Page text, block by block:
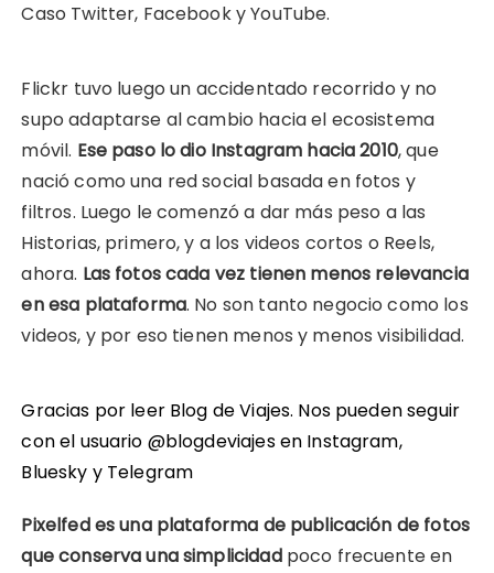
Caso Twitter, Facebook y YouTube.
Flickr tuvo luego un accidentado recorrido y no
supo adaptarse al cambio hacia el ecosistema
móvil. Ese paso lo dio Instagram hacia 2010, que
nació como una red social basada en fotos y
filtros. Luego le comenzó a dar más peso a las
Historias, primero, y a los videos cortos o Reels,
ahora. Las fotos cada vez tienen menos relevancia
en esa plataforma. No son tanto negocio como los
videos, y por eso tienen menos y menos visibilidad.
Gracias por leer Blog de Viajes. Nos pueden seguir
con el usuario @blogdeviajes en Instagram,
Bluesky y Telegram
Pixelfed es una plataforma de publicación de fotos
que conserva una simplicidadpoco frecuente en